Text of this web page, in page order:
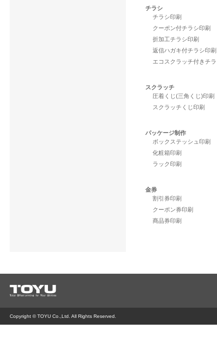
チラシ
チラシ印刷
クーポン付チラシ印刷
折加工チラシ印刷
返信ハガキ付チラシ印刷
エコスクラッチ付きチ
スクラッチ
圧着くじ(三角くじ)印刷
スクラッチくじ印刷
パッケージ制作
ボックステッシュ印刷
化粧箱印刷
ラック印刷
金券
割引券印刷
クーポン券印刷
商品券印刷
Copyright © TOYU Co.,Ltd. All Rights Reserved.